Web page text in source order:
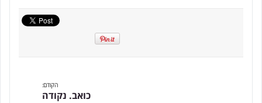
הקודם:
כואב. נקודה